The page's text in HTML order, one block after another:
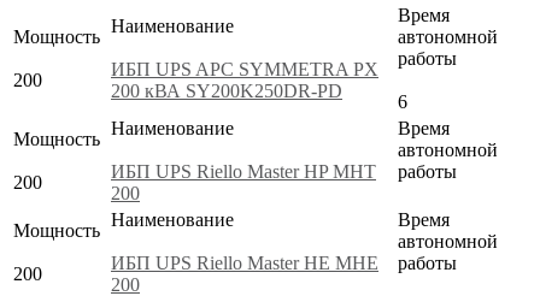
Мощность
200
Наименование
ИБП UPS APC SYMMETRA PX
200 кВА SY200K250DR-PD
Время
автономной
работы
6
Мощность
200
Наименование
ИБП UPS Riello Master HP MHT
200
Время
автономной
работы
Мощность
200
Наименование
ИБП UPS Riello Master HE MHE
200
Время
автономной
работы